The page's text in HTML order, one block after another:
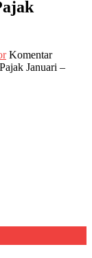
Komentar
Januari –